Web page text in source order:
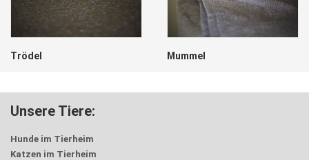
Trödel Mummel
Unsere Tiere:
Hunde im Tierheim
Katzen im Tierheim